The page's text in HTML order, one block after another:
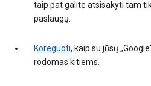
taip pat galite atsisakyti tam
paslaugų.
Koreguoti, kaip su jūsų
rodomas kitiems.